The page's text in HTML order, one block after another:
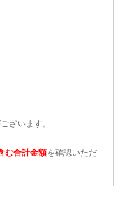
ざいます。
む合計金額を確認いただ